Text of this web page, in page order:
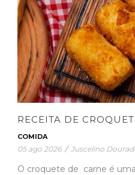
RECEITA DE
COMIDA
05 ago 2026 / Juscelino
O croquete de carne é